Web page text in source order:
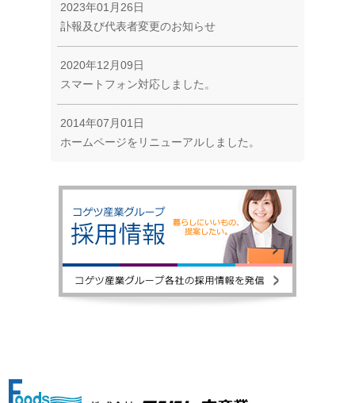
2023年01月26日
訃報及び代表者変更のお知らせ
2020年12月09日
スマートフォン対応しました。
2014年07月01日
ホームページをリニューアルしました。